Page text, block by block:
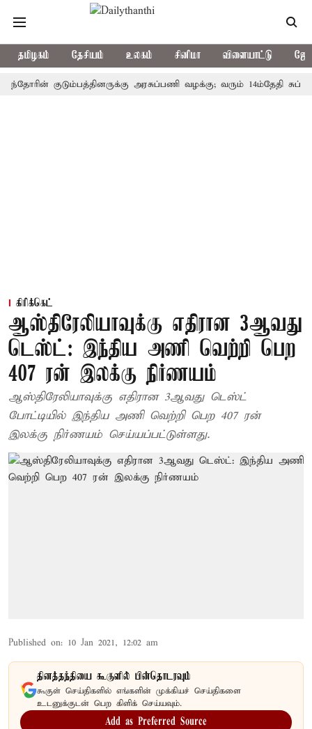
தமிழகம் தேசியம் உலகம் சினிமா விளையாட்டு
குடும்பத்தினருக்கு அரசுப்பணி வழக்கு; வரும் 14ம்தேதி
கிரிக்கெட்
ஆஸ்திரேலியாவுக்கு எதிரான 3ஆவது
டெஸ்ட்: இந்திய அணி வெற்றி பெற
407 ரன் இலக்கு நிர்ணயம்
ஆஸ்திரேலியாவுக்கு எதிரான 3ஆவது டெஸ்ட்
போட்டியில் இந்திய அணி வெற்றி பெற 407 ரன்
இலக்கு நிர்ணயம் செய்யப்பட்டுள்ளது.
Published on: 10 Jan 2021, 12:02 am
தினத்தந்தியை கூகுளில் பின்தொடரவும்
கூகுள் செய்திகளில் எங்களின் முக்கியச் செய்திகளை
உடனுக்குடன் பெற கிளிக் செய்யவும்.
Add as Preferred Source